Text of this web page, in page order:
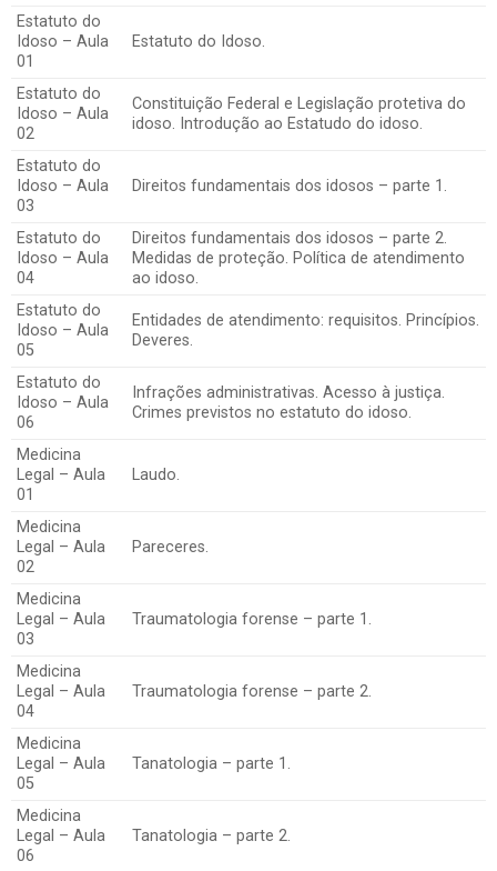
Estatuto do
Idoso – Aula
01
Estatuto do Idoso.
Estatuto do
Idoso – Aula
02
Constituição Federal e Legislação protetiva do
idoso. Introdução ao Estatudo do idoso.
Estatuto do
Idoso – Aula
03
Direitos fundamentais dos idosos – parte 1.
Estatuto do
Idoso – Aula
04
Direitos fundamentais dos idosos – parte 2.
Medidas de proteção. Política de atendimento
ao idoso.
Estatuto do
Idoso – Aula
05
Entidades de atendimento: requisitos. Princípios.
Deveres.
Estatuto do
Idoso – Aula
06
Infrações administrativas. Acesso à justiça.
Crimes previstos no estatuto do idoso.
Medicina
Legal – Aula
01
Laudo.
Medicina
Legal – Aula
02
Pareceres.
Medicina
Legal – Aula
03
Traumatologia forense – parte 1.
Medicina
Legal – Aula
04
Traumatologia forense – parte 2.
Medicina
Legal – Aula
05
Tanatologia – parte 1.
Medicina
Legal – Aula
06
Tanatologia – parte 2.